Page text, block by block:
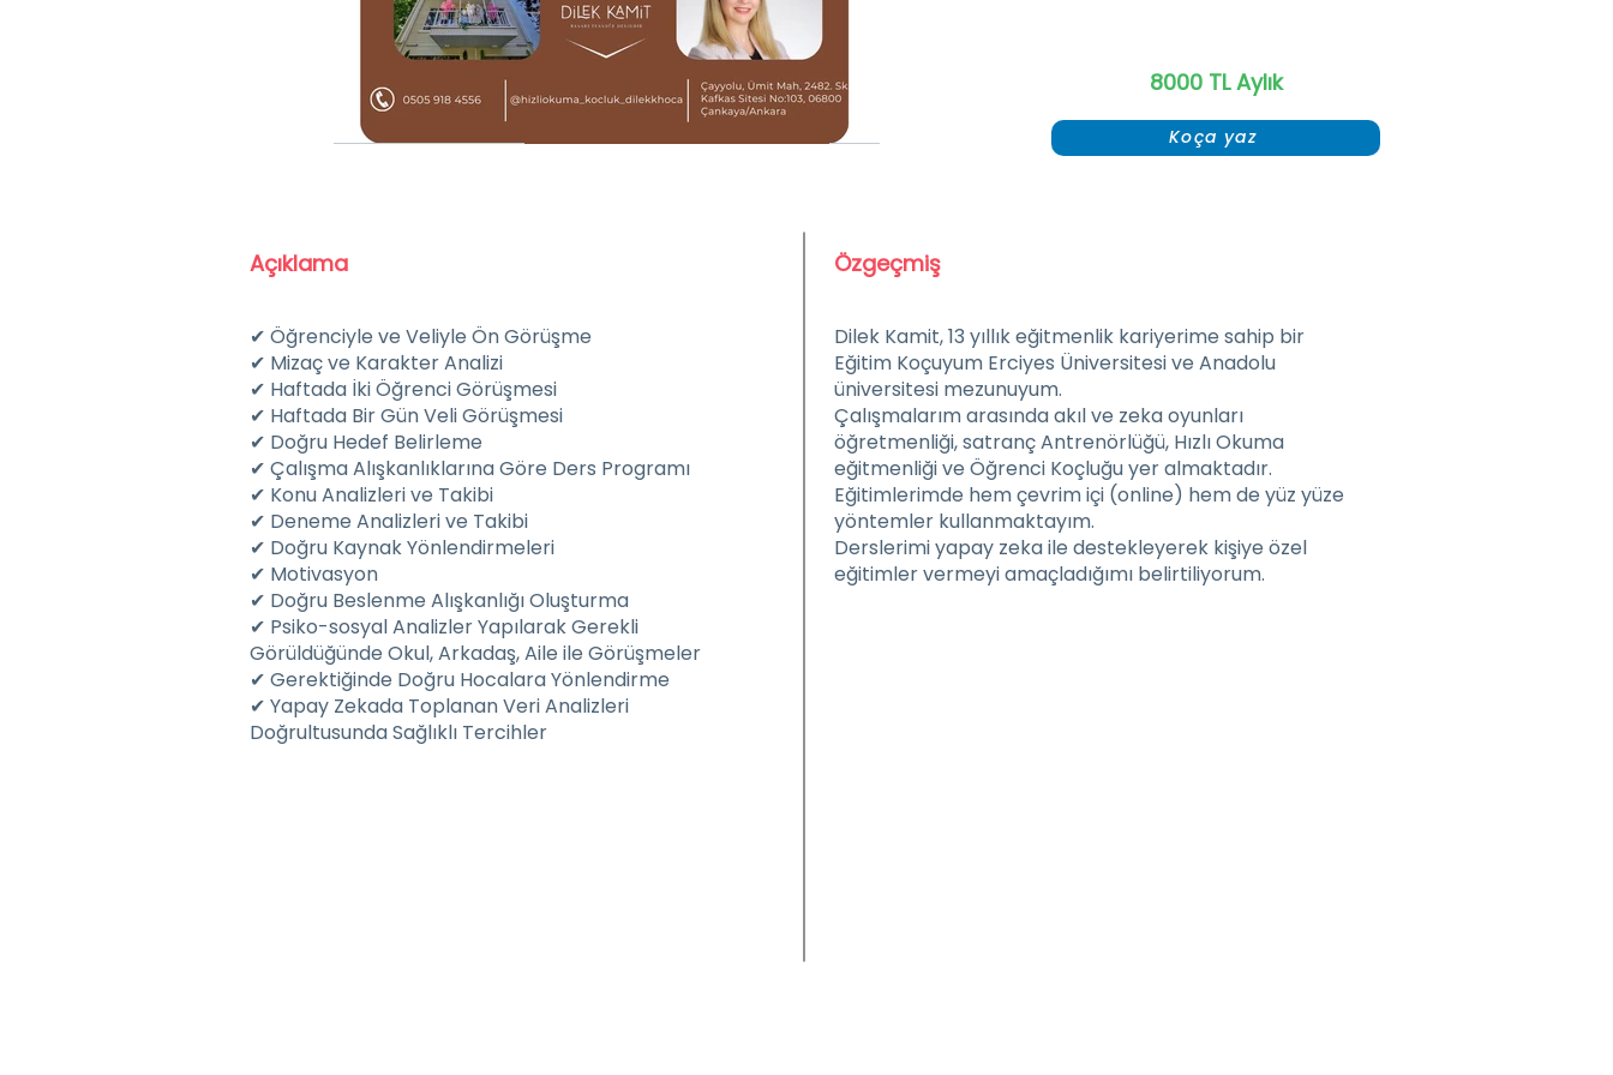
8000 TL Aylık
Koça yaz
Açıklama
✔ Öğrenciyle ve Veliyle Ön Görüşme
✔ Mizaç ve Karakter Analizi
✔ Haftada İki Öğrenci Görüşmesi
✔ Haftada Bir Gün Veli Görüşmesi
✔ Doğru Hedef Belirleme
✔ Çalışma Alışkanlıklarına Göre Ders Programı
✔ Konu Analizleri ve Takibi
✔ Deneme Analizleri ve Takibi
✔ Doğru Kaynak Yönlendirmeleri
✔ Motivasyon
✔ Doğru Beslenme Alışkanlığı Oluşturma
✔ Psiko-sosyal Analizler Yapılarak Gerekli
Görüldüğünde Okul, Arkadaş, Aile ile Görüşmeler
✔ Gerektiğinde Doğru Hocalara Yönlendirme
✔ Yapay Zekada Toplanan Veri Analizleri
Doğrultusunda Sağlıklı Tercihler
Özgeçmiş
Dilek Kamit, 13 yıllık eğitmenlik kariyerime sahip bir
Eğitim Koçuyum Erciyes Üniversitesi ve Anadolu
üniversitesi mezunuyum.
Çalışmalarım arasında akıl ve zeka oyunları
öğretmenliği, satranç Antrenörlüğü, Hızlı Okuma
eğitmenliği ve Öğrenci Koçluğu yer almaktadır.
Eğitimlerimde hem çevrim içi (online) hem de yüz yüze
yöntemler kullanmaktayım.
Derslerimi yapay zeka ile destekleyerek kişiye özel
eğitimler vermeyi amaçladığımı belirtiliyorum.